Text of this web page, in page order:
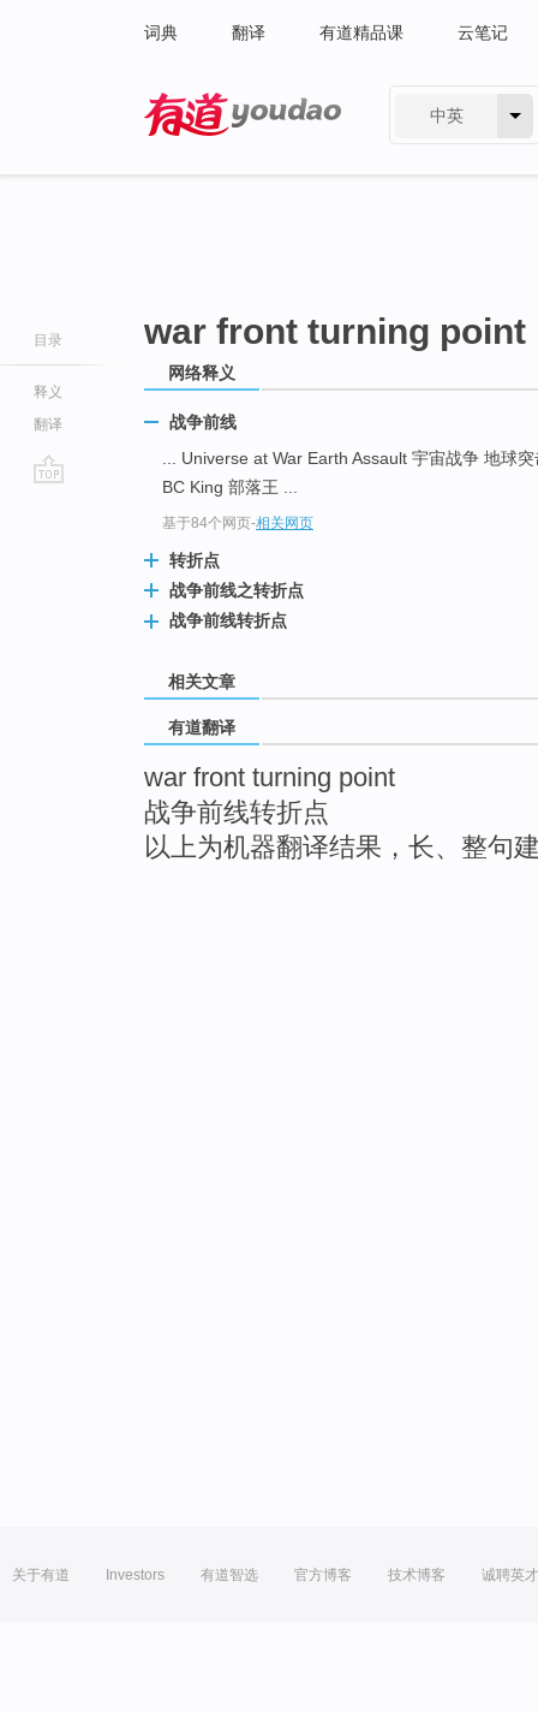
词典 翻译 有道精品课 云笔记
中英
目录
释义
翻译
war front turning point
网络释义
战争前线
... Universe at War Earth Assault 宇宙战争 地球
BC King 部落王 ...
基于84个网页-相关网页
转折点
战争前线之转折点
战争前线转折点
相关文章
有道翻译
war front turning point
战争前线转折点
以上为机器翻译结果，长、整句
关于有道 Investors 有道智选 官方博客 技术博客 诚聘英才